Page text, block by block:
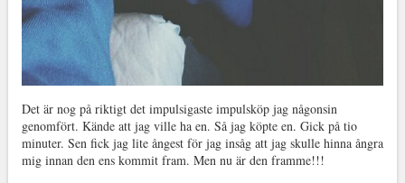
Det är nog på riktigt det impulsigaste impulsköp jag någonsin
genomfört. Kände att jag ville ha en. Så jag köpte en. Gick på tio
minuter. Sen fick jag lite ångest för jag insåg att jag skulle hinna ångra
mig innan den ens kommit fram. Men nu är den framme!!!